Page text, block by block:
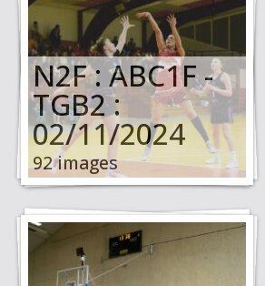
N2F : ABC1F -
TGB2 :
02/11/2024
92 images